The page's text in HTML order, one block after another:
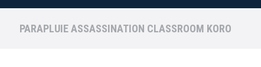
PARAPLUIE ASSASSINATION CLASSROOM KORO